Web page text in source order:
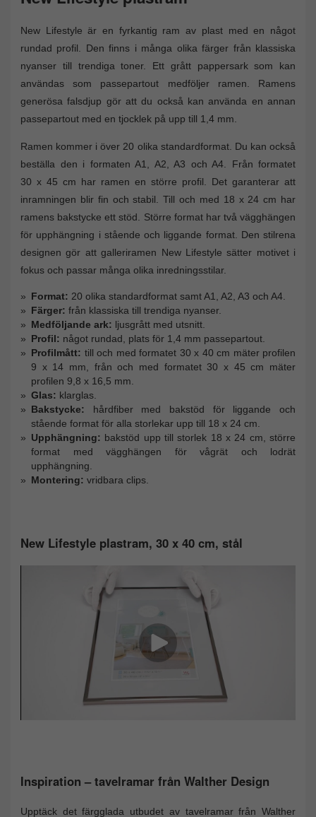
New Lifestyle är en fyrkantig ram av plast med en något
rundad profil. Den finns i många olika färger från klassiska
nyanser till trendiga toner. Ett grått pappersark som kan
användas som passepartout medföljer ramen. Ramens
generösa falsdjup gör att du också kan använda en annan
passepartout med en tjocklek på upp till 1,4 mm.
Ramen kommer i över 20 olika standardformat. Du kan också
beställa den i formaten A1, A2, A3 och A4. Från formatet
30 x 45 cm har ramen en större profil. Det garanterar att
inramningen blir fin och stabil. Till och med 18 x 24 cm har
ramens bakstycke ett stöd. Större format har två vägghängen
för upphängning i stående och liggande format. Den stilrena
designen gör att galleriramen New Lifestyle sätter motivet i
fokus och passar många olika inredningsstilar.
Format: 20 olika standardformat samt A1, A2, A3 och A4.
Färger: från klassiska till trendiga nyanser.
Medföljande ark: ljusgrått med utsnitt.
Profil: något rundad, plats för 1,4 mm passepartout.
Profilmått: till och med formatet 30 x 40 cm mäter profilen
9 x 14 mm, från och med formatet 30 x 45 cm mäter
profilen 9,8 x 16,5 mm.
Glas: klarglas.
Bakstycke: hårdfiber med bakstöd för liggande och
stående format för alla storlekar upp till 18 x 24 cm.
Upphängning: bakstöd upp till storlek 18 x 24 cm, större
format med vägghängen för vågrät och lodrät
upphängning.
Montering: vridbara clips.
New Lifestyle plastram, 30 x 40 cm, stål
Inspiration – tavelramar från Walther Design
Upptäck det färgglada utbudet av tavelramar från Walther